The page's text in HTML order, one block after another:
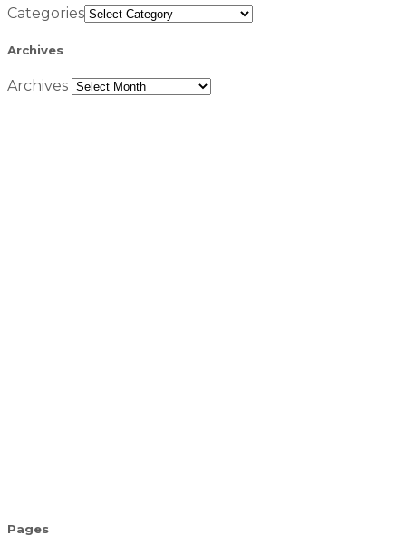
Categories
Archives
Archives
Pages